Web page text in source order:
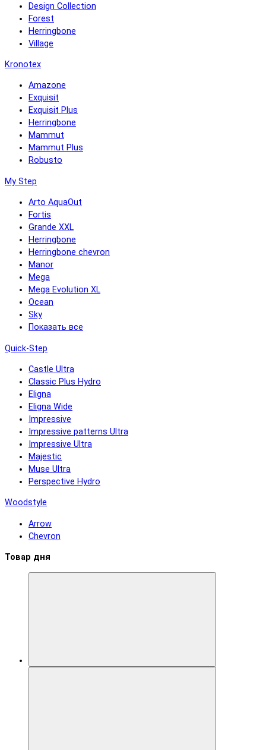
Design Collection
Forest
Herringbone
Village
Kronotex
Amazone
Exquisit
Exquisit Plus
Herringbone
Mammut
Mammut Plus
Robusto
My Step
Arto AquaOut
Fortis
Grande XXL
Herringbone
Herringbone chevron
Manor
Mega
Mega Evolution XL
Ocean
Sky
Показать все
Quick-Step
Castle Ultra
Classic Plus Hydro
Eligna
Eligna Wide
Impressive
Impressive patterns Ultra
Impressive Ultra
Majestic
Muse Ultra
Perspective Hydro
Woodstyle
Arrow
Chevron
Товар дня